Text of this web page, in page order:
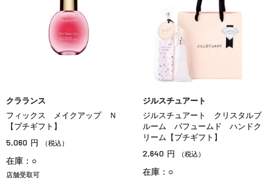
クラランス
フィックス メイクアップ Ｎ
【プチギフト】
5,060 円 （税込）
在庫：○
店舗受取可
ジルスチュアート
ジルスチュアート クリスタルブ
ルーム パフュームド ハンドク
リーム【プチギフト】
2,640 円 （税込）
在庫：○